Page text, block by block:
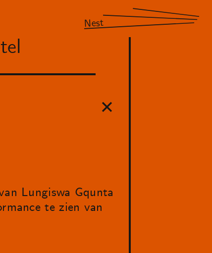
Nest
Lungiswa Gqunta
te zien van